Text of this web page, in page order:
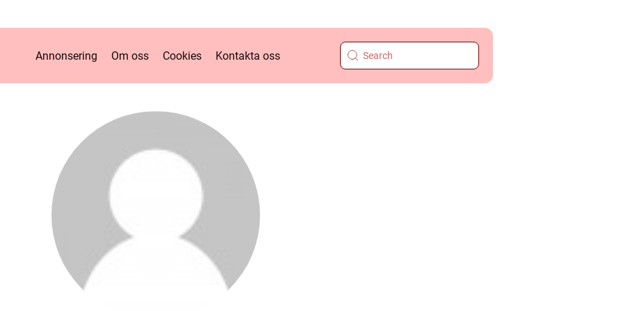
Annonsering Om oss Cookies Kontakta oss